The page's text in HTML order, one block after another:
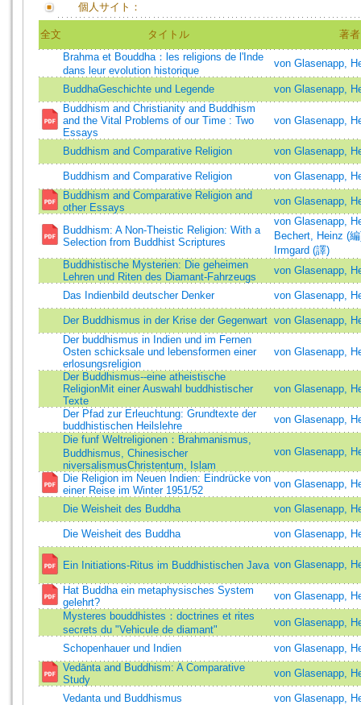
個人サイト：
全文 タイトル
著者
Brahma et Bouddha：les religions de l'Inde
dans leur evolution historique
von Glasenapp,
BuddhaGeschichte und Legende
von Glasenapp,
Buddhism and Christianity and Buddhism
and the Vital Problems of our Time : Two
Essays
von Glasenapp,
Buddhism and Comparative Religion von Glasenapp,
Buddhism and Comparative Religion
von Glasenapp,
Buddhism and Comparative Religion and
other Essays
von Glasenapp,
Buddhism: A Non-Theistic Religion: With a
Selection from Buddhist Scriptures
von Glasenapp,
Bechert, Heinz (
Irmgard (譯)
Buddhistische Mysterien: Die geheimen
Lehren und Riten des Diamant-Fahrzeugs
von Glasenapp,
Das Indienbild deutscher Denker von Glasenapp,
Der Buddhismus in der Krise der Gegenwart von Glasenapp,
Der buddhismus in Indien und im Fernen
Osten schicksale und lebensformen einer
erlosungsreligion
von Glasenapp,
Der Buddhismus--eine atheistische
ReligionMit einer Auswahl buddhistischer
Texte
von Glasenapp,
Der Pfad zur Erleuchtung: Grundtexte der
buddhistischen Heilslehre
von Glasenapp,
Die funf Weltreligionen：Brahmanismus,
Buddhismus, Chinesischer
niversalismusChristentum, Islam
von Glasenapp,
Die Religion im Neuen Indien: Eindrücke von
einer Reise im Winter 1951/52
von Glasenapp,
Die Weisheit des Buddha von Glasenapp,
Die Weisheit des Buddha von Glasenapp,
Ein Initiations-Ritus im Buddhistischen Java von Glasenapp,
Hat Buddha ein metaphysisches System
gelehrt?
von Glasenapp,
Mysteres bouddhistes：doctrines et rites
secrets du "Vehicule de diamant"
von Glasenapp,
Schopenhauer und Indien
von Glasenapp,
Vedānta and Buddhism: A Comparative
Study
von Glasenapp,
Vedanta und Buddhismus von Glasenapp,